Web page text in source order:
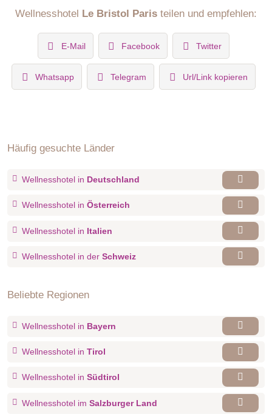
Wellnesshotel Le Bristol Paris teilen und empfehlen:
E-Mail Facebook Twitter
Whatsapp Telegram Url/Link kopieren
Häufig gesuchte Länder
Wellnesshotel in Deutschland
Wellnesshotel in Österreich
Wellnesshotel in Italien
Wellnesshotel in der Schweiz
Beliebte Regionen
Wellnesshotel in Bayern
Wellnesshotel in Tirol
Wellnesshotel in Südtirol
Wellnesshotel im Salzburger Land